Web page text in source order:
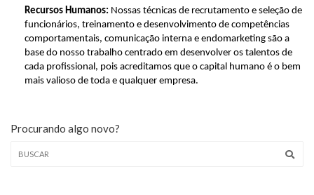
Recursos Humanos: Nossas técnicas de recrutamento e seleção de
funcionários, treinamento e desenvolvimento de competências
comportamentais, comunicação interna e endomarketing são a
base do nosso trabalho centrado em desenvolver os talentos de
cada profissional, pois acreditamos que o capital humano é o bem
mais valioso de toda e qualquer empresa.
Procurando algo novo?